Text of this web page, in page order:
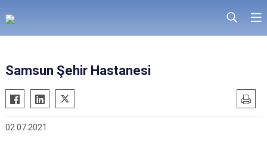
Samsun Şehir Hastanesi
02.07.2021